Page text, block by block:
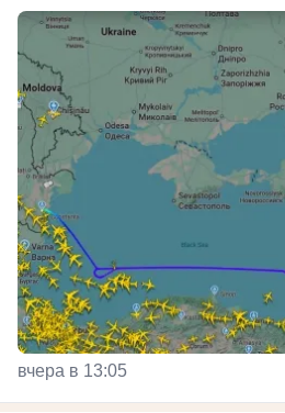
вчера в 13:05